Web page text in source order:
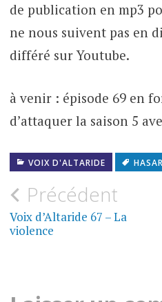
de publication en mp3
ne nous suivent pas en
différé sur Youtube.
à venir : épisode 69 en
d’attaquer la saison 5
VOIX D'ALTARIDE
Navigation
de
Précédent
Voix d’Altaride 67 – La
violence